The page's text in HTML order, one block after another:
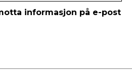
informasjon på e-post